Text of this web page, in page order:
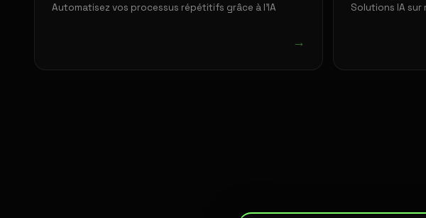
Automatisez vos processus répétitifs grâce à l'IA
→
Solutions IA